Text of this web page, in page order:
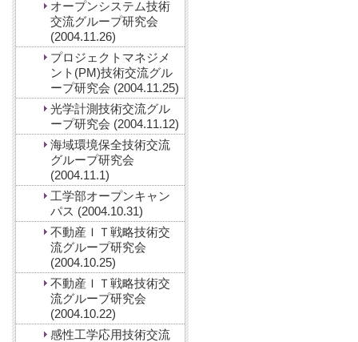
オープンシステム技術
交流グループ研究会
(2004.11.26)
プロジェクトマネジメ
ント(PM)技術交流グル
ープ研究会 (2004.11.25)
光学計測技術交流グル
ープ研究会 (2004.11.12)
海域環境保全技術交流
グループ研究会
(2004.11.1)
工学部オープンキャン
パス (2004.10.31)
不動産ＩＴ戦略技術交
流グループ研究会
(2004.10.25)
不動産ＩＴ戦略技術交
流グループ研究会
(2004.10.22)
感性工学応用技術交流